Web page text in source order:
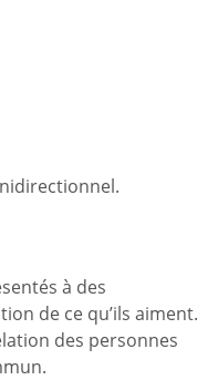
à des
de ce qu’ils aiment.
des personnes